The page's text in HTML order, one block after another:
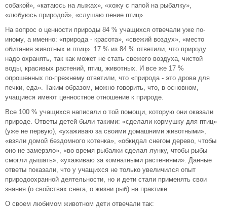
собакой», «катаюсь на лыжах», «хожу с папой на рыбалку»,
«любуюсь природой», «слушаю пение птиц».
На вопрос о ценности природы 84 % учащихся отвечали уже по-
иному, а именно: «природа - красота», «свежий воздух», «место
обитания животных и птиц». 17 % из 84 % ответили, что природу
надо охранять, так как может не стать свежего воздуха, чистой
воды, красивых растений, птиц, животных. И все же 17 %
опрошенных по-прежнему ответили, что «природа - это дрова для
печки, еда». Таким образом, можно говорить, что, в основном,
учащиеся имеют ценностное отношение к природе.
Все 100 % учащихся написали о той помощи, которую они оказали
природе. Ответы детей были такими: «сделали кормушку для птиц»
(уже не первую), «ухаживаю за своими домашними животными»,
«взяли домой бездомного котенка», «обкидал снегом дерево, чтобы
оно не замерзло», «во время рыбалки сделал лунку, чтобы рыбы
смогли дышать», «ухаживаю за комнатными растениями». Данные
ответы показали, что у учащихся не только увеличился опыт
природоохранной деятельности, но и дети стали применять свои
знания (о свойствах снега, о жизни рыб) на практике.
О своем любимом животном дети отвечали так: